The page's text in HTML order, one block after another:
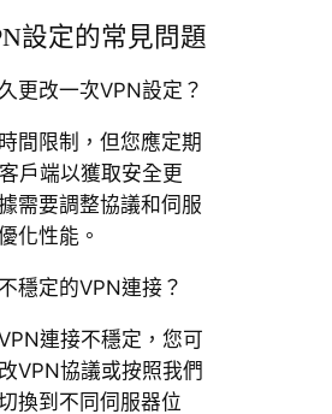
設定的常見問題
更改一次VPN設定？
間限制，但您應定期
戶端以獲取安全更
需要調整協議和伺服
化性能。
穩定的VPN連接？
連接不穩定，您可
VPN協議或按照我們
換到不同伺服器位